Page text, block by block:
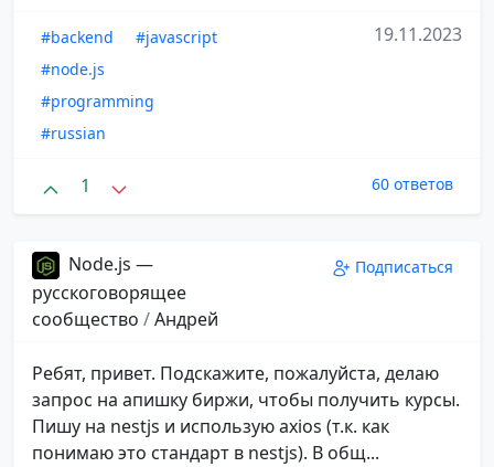
#backend
#javascript
#node.js
#programming
#russian
19.11.2023
1 60 ответов
Node.js —
русскоговорящее
сообщество /Андрей
Подписаться
Ребят, привет. Подскажите, пожалуйста, делаю
запрос на апишку биржи, чтобы получить курсы.
Пишу на nestjs и использую axios (т.к. как
понимаю это стандарт в nestjs). В общ...